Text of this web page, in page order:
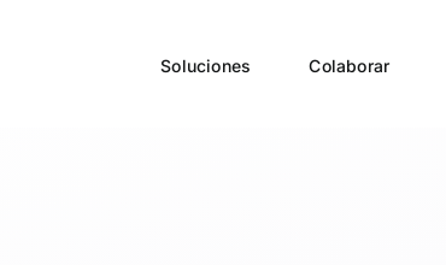
Soluciones Colaborar